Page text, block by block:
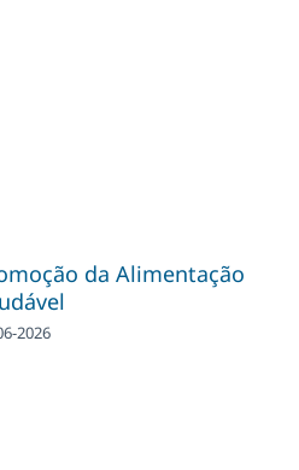
da Alimentação
2026